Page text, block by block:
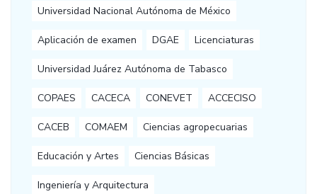
Universidad Nacional Autónoma de México
Aplicación de examen DGAE Licenciaturas
Universidad Juárez Autónoma de Tabasco
COPAES CACECA CONEVET ACCECISO
CACEB COMAEM Ciencias agropecuarias
Educación y Artes Ciencias Básicas
Ingeniería y Arquitectura